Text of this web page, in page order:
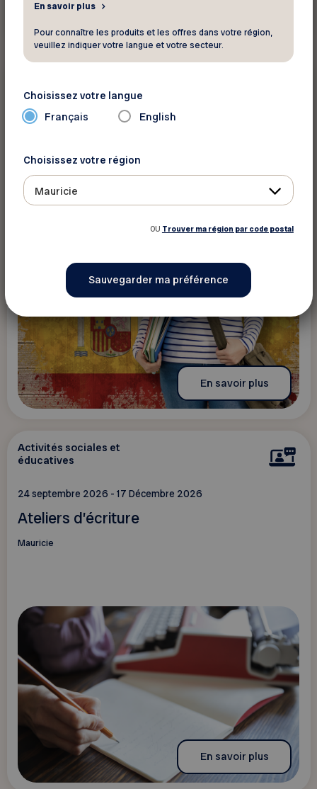
23 septembre 2026 - 17 Décembre 2026
En savoir plus
Activités sociales et
éducatives
24 septembre 2026 - 17 Décembre 2026
Ateliers d’écriture
Mauricie
En savoir plus
En savoir plus
Pour connaître les produits et les offres dans votre région,
veuillez indiquer votre langue et votre secteur.
Choisissez votre langue
Français English
Choisissez votre région
Mauricie
OU Trouver ma région par code postal